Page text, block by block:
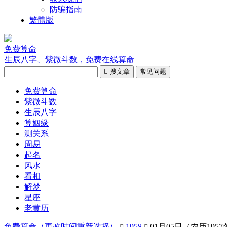
防骗指南
繁體版
免费算命
生辰八字、紫微斗数，免费在线算命
 搜文章 常见问题
免费算命
紫微斗数
生辰八字
算姻缘
测关系
周易
起名
风水
看相
解梦
星座
老黄历